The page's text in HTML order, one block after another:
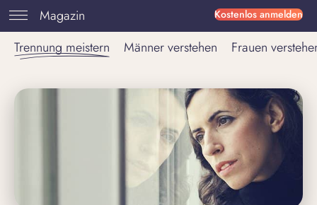
Kostenlos anmelden
Magazin
Trennung meistern
Männer verstehen Frauen